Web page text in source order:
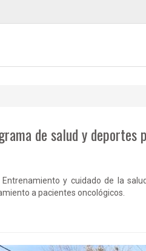
de salud y deportes
y cuidado de la
a pacientes oncológicos.